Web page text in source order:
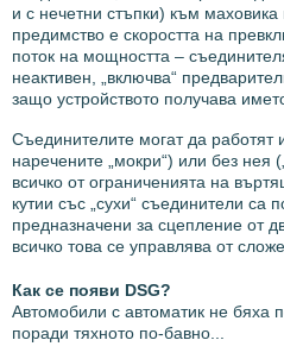
и с нечетни стъпки) към
предимство е скоростта на
поток на мощността –
неактивен, „включва“
защо устройството получава
Съединителите могат да работят
наречените „мокри“) или без нея
всичко от ограниченията на
кутии със „сухи“ съединители са
предназначени за сцепление от
всичко това се управлява от
Как се появи DSG?
Автомобили с автоматик не бяха
поради тяхното по-бавно...